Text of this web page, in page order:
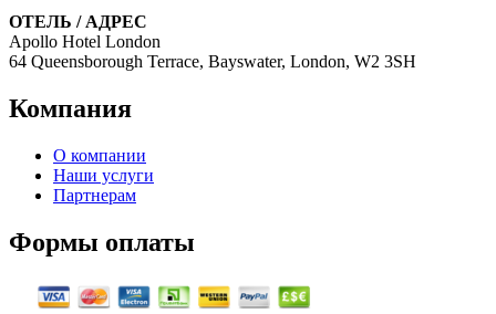
ОТЕЛЬ / АДРЕС
Apollo Hotel London
64 Queensborough Terrace, Bayswater, London, W2 3SH
Компания
О компании
Наши услуги
Партнерам
Формы оплаты